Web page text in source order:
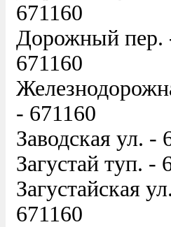
671160
Дорожный пер.
671160
- 671160
Заводская ул. -
Загустай туп. -
Загустайская
671160